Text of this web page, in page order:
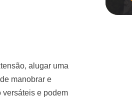
alugar uma
manobrar e
versáteis e podem